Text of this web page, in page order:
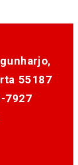
55187
7927